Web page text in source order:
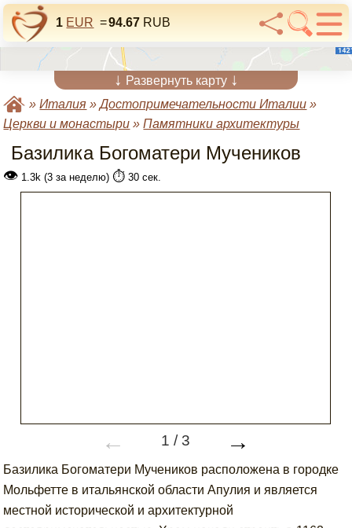
1 EUR =94.67 RUB
↓ Развернуть карту ↓
»Италия »Достопримечательности Италии »
Церкви и монастыри »Памятники архитектуры
Базилика Богоматери Мучеников
👁 1.3k (3 за неделю) ⏱️ 30 сек.
← 1 /3 →
Базилика Богоматери Мучеников расположена в городке
Мольфетте в итальянской области Апулия и является
местной исторической и архитектурной